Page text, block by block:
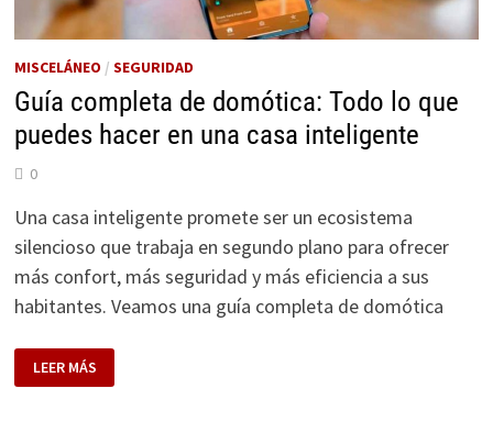
MISCELÁNEO / SEGURIDAD
Guía completa de domótica: Todo lo que
puedes hacer en una casa inteligente
0
Una casa inteligente promete ser un ecosistema
silencioso que trabaja en segundo plano para ofrecer
más confort, más seguridad y más eficiencia a sus
habitantes. Veamos una guía completa de domótica
COMPLETA
DE
LEER MÁS